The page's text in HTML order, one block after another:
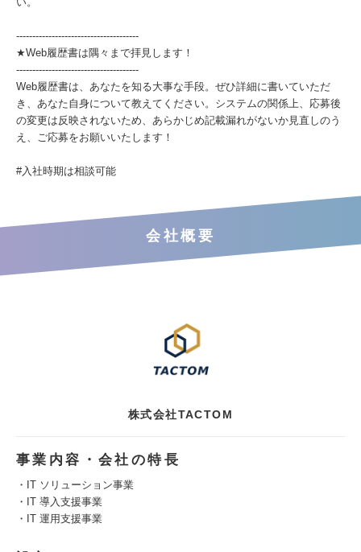
--------------------------------------
★Web履歴書は隅々まで拝見します！
--------------------------------------
Web履歴書は、あなたを知る大事な手段。ぜひ詳細に書いていただ
き、あなた自身について教えてください。システムの関係上、応募後
の変更は反映されないため、あらかじめ記載漏れがないか見直しのう
え、ご応募をお願いいたします！
#入社時期は相談可能
会社概要
株式会社TACTOM
事業内容・会社の特長
・IT ソリューション事業
・IT 導入支援事業
・IT 運用支援事業